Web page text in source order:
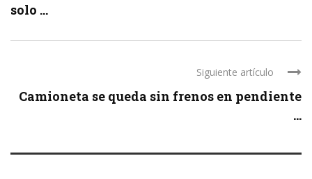
solo ...
Siguiente artículo
Camioneta se queda sin frenos en pendiente
...